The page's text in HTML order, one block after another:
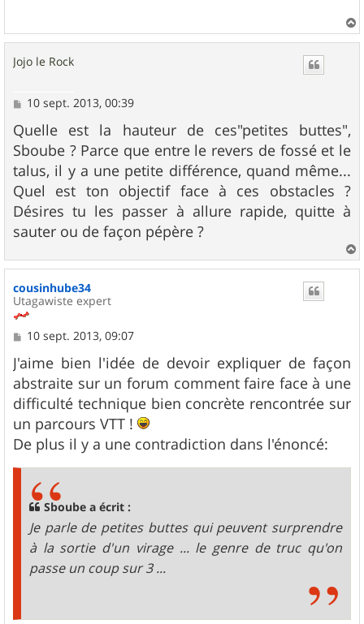
e
a
Jojo le Rock
M
s
s
a
g
e
10 sept. 2013, 00:39
Quelle est la hauteur de ces"petites buttes",
Sboube ? Parce que entre le revers de fossé et le
talus, il y a une petite différence, quand même...
Quel est ton objectif face à ces obstacles ?
Désires tu les passer à allure rapide, quitte à
sauter ou de façon pépère ?
a
cousinhube34
Utagawiste expert
M
s
s
a
g
e
10 sept. 2013, 09:07
J'aime bien l'idée de devoir expliquer de façon
abstraite sur un forum comment faire face à une
difficulté technique bien concrète rencontrée sur
un parcours VTT !
De plus il y a une contradiction dans l'énoncé:
Sboube a écrit :
Je parle de petites buttes qui peuvent surprendre
à la sortie d'un virage ... le genre de truc qu'on
passe un coup sur 3 ...